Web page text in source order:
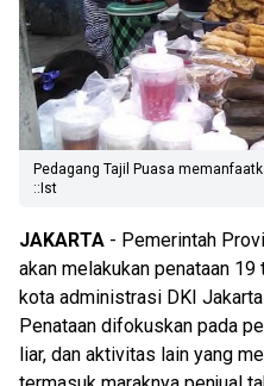
Pedagang Tajil Puasa
::Ist
JAKARTA - Pemerintah
akan melakukan penataan
kota administrasi DKI
Penataan difokuskan pada
liar, dan aktivitas lain yang